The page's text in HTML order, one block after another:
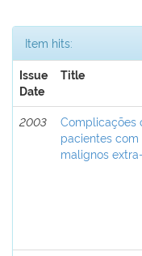
Item hits:
Issue
Date
Title
2003
Complicações
pacientes
malignos